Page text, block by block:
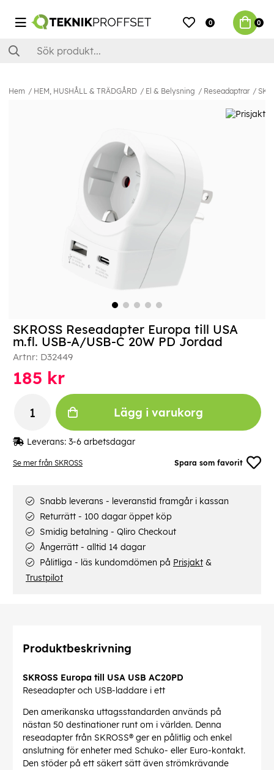
0 0
Hem HEM, HUSHÅLL & TRÄDGÅRD El & Belysning Reseadaptrar
Se mer från SKROSS Spara som favorit
SKROSS Reseadapter Europa till USA
m.fl. USB-A/USB-C 20W PD Jordad
Artnr: D32449
185 kr
Lägg i varukorg
Leverans: 3-6 arbetsdagar
Snabb leverans - leveranstid framgår i kassan
Returrätt - 100 dagar öppet köp
Smidig betalning - Qliro Checkout
Ångerrätt - alltid 14 dagar
Pålitliga - läs kundomdömen på Prisjakt &
Trustpilot
Produktbeskrivning
SKROSS Europa till USA USB AC20PD
Reseadapter och USB-laddare i ett
Den amerikanska uttagsstandarden används på
nästan 50 destinationer runt om i världen. Denna
reseadapter från SKROSS® ger en pålitlig och enkel
anslutning för enheter med Schuko- eller Euro-kontakt.
Den stöder på ett säkert sätt även strömkrävande